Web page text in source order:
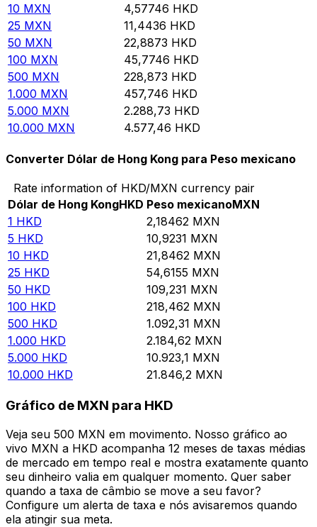
10 MXN 4,57746 HKD
25 MXN 11,4436 HKD
50 MXN 22,8873 HKD
100 MXN 45,7746 HKD
500 MXN 228,873 HKD
1.000 MXN 457,746 HKD
5.000 MXN 2.288,73 HKD
10.000 MXN 4.577,46 HKD
Converter Dólar de Hong Kong para Peso mexicano
Rate information of HKD/MXN currency pair
Dólar de Hong KongHKD Peso mexicanoMXN
1 HKD 2,18462 MXN
5 HKD 10,9231 MXN
10 HKD 21,8462 MXN
25 HKD 54,6155 MXN
50 HKD 109,231 MXN
100 HKD 218,462 MXN
500 HKD 1.092,31 MXN
1.000 HKD 2.184,62 MXN
5.000 HKD 10.923,1 MXN
10.000 HKD 21.846,2 MXN
Gráfico de MXN para HKD
Veja seu 500 MXN em movimento. Nosso gráfico ao
vivo MXN a HKD acompanha 12 meses de taxas médias
de mercado em tempo real e mostra exatamente quanto
seu dinheiro valia em qualquer momento. Quer saber
quando a taxa de câmbio se move a seu favor?
Configure um alerta de taxa e nós avisaremos quando
ela atingir sua meta.